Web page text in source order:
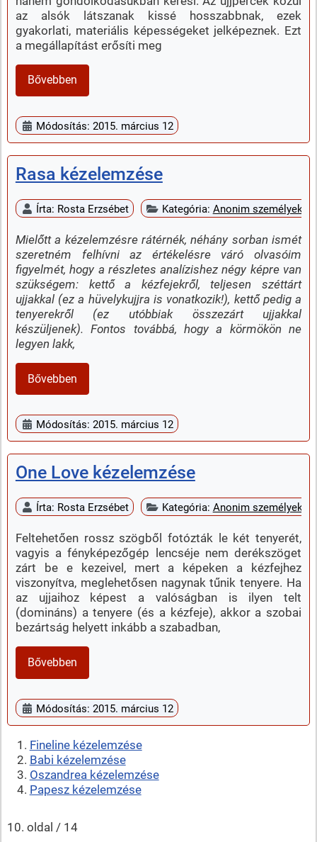
az alsók látszanak kissé hosszabbnak, ezek
gyakorlati, materiális képességeket jelképeznek. Ezt
a megállapítást erősíti meg
Bővebben
Módosítás: 2015. március 12
Rasa kézelemzése
Írta: Rosta Erzsébet Kategória: Anonim személyek
Mielőtt a kézelemzésre rátérnék, néhány sorban ismét
szeretném felhívni az értékelésre váró olvasóim
figyelmét, hogy a részletes analízishez négy képre van
szükségem: kettő a kézfejekről, teljesen széttárt
ujjakkal (ez a hüvelykujjra is vonatkozik!), kettő pedig a
tenyerekről (ez utóbbiak összezárt ujjakkal
készüljenek). Fontos továbbá, hogy a körmökön ne
legyen lakk,
Bővebben
Módosítás: 2015. március 12
One Love kézelemzése
Írta: Rosta Erzsébet Kategória: Anonim személyek
Feltehetően rossz szögből fotózták le két tenyerét,
vagyis a fényképezőgép lencséje nem derékszöget
zárt be e kezeivel, mert a képeken a kézfejhez
viszonyítva, meglehetősen nagynak tűnik tenyere. Ha
az ujjaihoz képest a valóságban is ilyen telt
(domináns) a tenyere (és a kézfeje), akkor a szobai
bezártság helyett inkább a szabadban,
Bővebben
Módosítás: 2015. március 12
Fineline kézelemzése
Babi kézelemzése
Oszandrea kézelemzése
Papesz kézelemzése
10. oldal / 14